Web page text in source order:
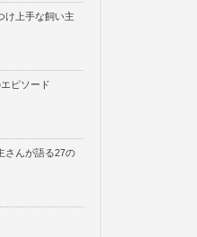
け上手な飼い主
ピソード
さんが語る27の